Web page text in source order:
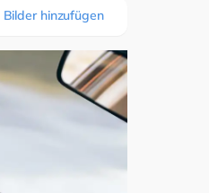
Bilder hinzufügen